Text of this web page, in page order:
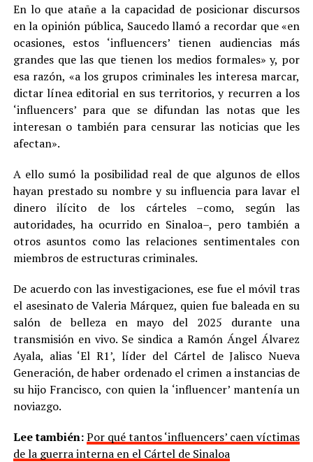
En lo que atañe a la capacidad de posicionar discursos
en la opinión pública, Saucedo llamó a recordar que «en
ocasiones, estos ‘influencers’ tienen audiencias más
grandes que las que tienen los medios formales» y, por
esa razón, «a los grupos criminales les interesa marcar,
dictar línea editorial en sus territorios, y recurren a los
‘influencers’ para que se difundan las notas que les
interesan o también para censurar las noticias que les
afectan».
A ello sumó la posibilidad real de que algunos de ellos
hayan prestado su nombre y su influencia para lavar el
dinero ilícito de los cárteles –como, según las
autoridades, ha ocurrido en Sinaloa–, pero también a
otros asuntos como las relaciones sentimentales con
miembros de estructuras criminales.
De acuerdo con las investigaciones, ese fue el móvil tras
el asesinato de Valeria Márquez, quien fue baleada en su
salón de belleza en mayo del 2025 durante una
transmisión en vivo. Se sindica a Ramón Ángel Álvarez
Ayala, alias ‘El R1’, líder del Cártel de Jalisco Nueva
Generación, de haber ordenado el crimen a instancias de
su hijo Francisco, con quien la ‘influencer’ mantenía un
noviazgo.
Lee también:Por qué tantos ‘influencers’ caen víctimas
de la guerra interna en el Cártel de Sinaloa